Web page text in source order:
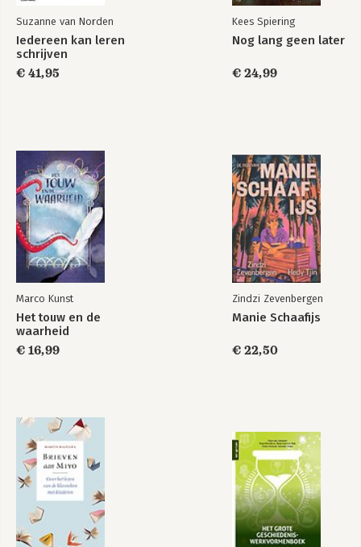
De school als
werkplaats
Bekijk alle boeken
Suzanne van Norden
Iedereen kan leren
schrijven
€ 41,95
Kees Spiering
Nog lang geen later
€ 24,99
Marco Kunst
Het touw en de
waarheid
€ 16,99
Zindzi Zevenbergen
Manie Schaafijs
€ 22,50